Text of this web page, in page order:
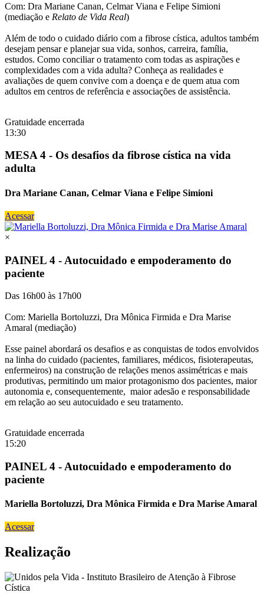
Com: Dra Mariane Canan, Celmar Viana e Felipe Simioni
(mediação e Relato de Vida Real)
Além de todo o cuidado diário com a fibrose cística, adultos também
desejam pensar e planejar sua vida, sonhos, carreira, família,
estudos. Como conciliar o tratamento com todas as aspirações e
complexidades com a vida adulta? Conheça as realidades e
avaliações de quem convive com a doença e de quem atua com
adultos em centros de referência e associações de assistência.
Gratuidade encerrada
13:30
MESA 4 - Os desafios da fibrose cística na vida
adulta
Dra Mariane Canan, Celmar Viana e Felipe Simioni
Acessar
×
PAINEL 4 - Autocuidado e empoderamento do
paciente
Das 16h00 às 17h00
Com: Mariella Bortoluzzi, Dra Mônica Firmida e Dra Marise
Amaral (mediação)
Esse painel abordará os desafios e as conquistas de todos envolvidos
na linha do cuidado (pacientes, familiares, médicos, fisioterapeutas,
enfermeiros) na construção de relações menos assimétricas e mais
produtivas, permitindo um maior protagonismo dos pacientes, maior
autonomia e, consequentemente, maior adesão e responsabilidade
em relação ao seu autocuidado e seu tratamento.
Gratuidade encerrada
15:20
PAINEL 4 - Autocuidado e empoderamento do
paciente
Mariella Bortoluzzi, Dra Mônica Firmida e Dra Marise Amaral
Acessar
Realização